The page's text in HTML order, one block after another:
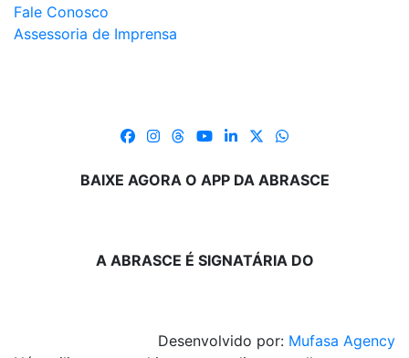
Fale Conosco
Assessoria de Imprensa
BAIXE AGORA O APP DA ABRASCE
A ABRASCE É SIGNATÁRIA DO
Desenvolvido por: Mufasa Agency